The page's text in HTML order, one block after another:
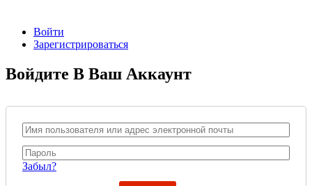
Войти
Зарегистрироваться
Войдите В Ваш Аккаунт
Забыл?